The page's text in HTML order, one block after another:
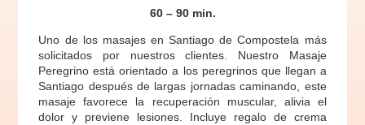
60 – 90 min.
Uno de los masajes en Santiago de Compostela más
solicitados por nuestros clientes. Nuestro Masaje
Peregrino está orientado a los peregrinos que llegan a
Santiago después de largas jornadas caminando, este
masaje favorece la recuperación muscular, alivia el
dolor y previene lesiones. Incluye regalo de crema